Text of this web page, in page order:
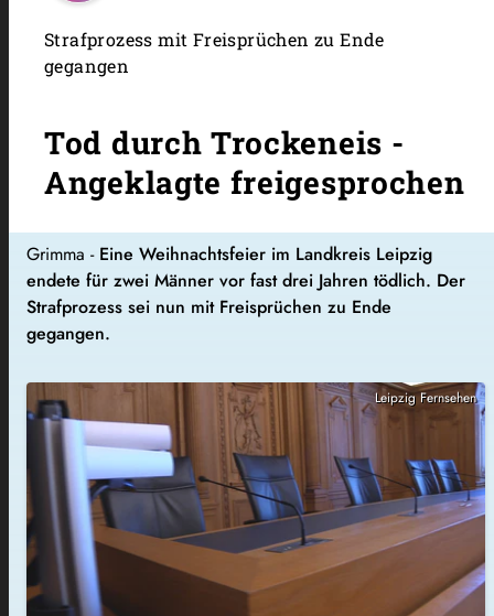
Strafprozess mit Freisprüchen zu Ende
gegangen
Tod durch Trockeneis -
Angeklagte freigesprochen
Grimma - Eine Weihnachtsfeier im Landkreis Leipzig
endete für zwei Männer vor fast drei Jahren tödlich. Der
Strafprozess sei nun mit Freisprüchen zu Ende
gegangen.
Leipzig Fernsehen